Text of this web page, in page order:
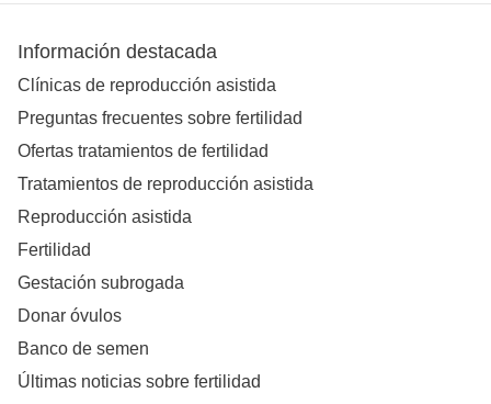
Información destacada
Clínicas de reproducción asistida
Preguntas frecuentes sobre fertilidad
Ofertas tratamientos de fertilidad
Tratamientos de reproducción asistida
Reproducción asistida
Fertilidad
Gestación subrogada
Donar óvulos
Banco de semen
Últimas noticias sobre fertilidad